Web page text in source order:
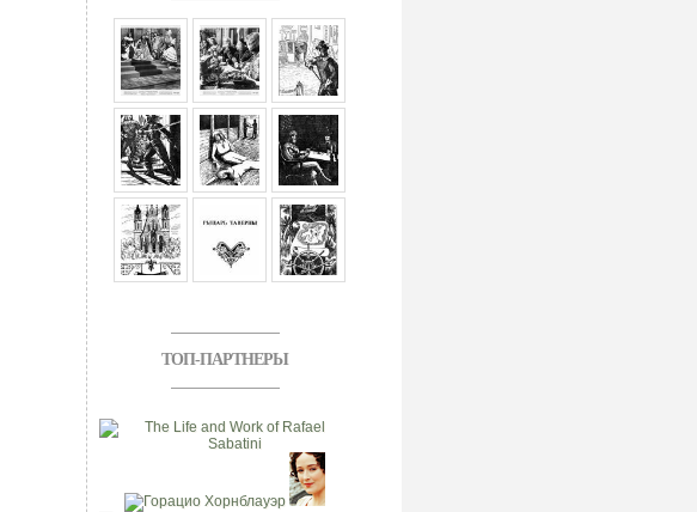
ТОП-ПАРТНЕРЫ